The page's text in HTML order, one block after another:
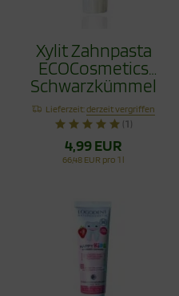
Xylit Zahnpasta
ECOCosmetics
Schwarzkümmel
Fluoridfrei 75ml
Lieferzeit:derzeit vergriffen
(1)
4,99 EUR
66,48 EUR pro 1 l